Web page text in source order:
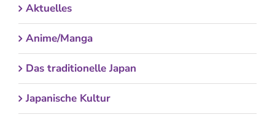
Aktuelles
Anime/Manga
Das traditionelle Japan
Japanische Kultur